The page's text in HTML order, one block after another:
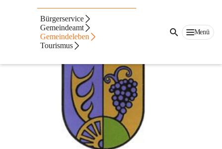
Bürgerservice
Gemeindeamt
Gemeindeleben
Tourismus
Menü
Geschichte & Wappen